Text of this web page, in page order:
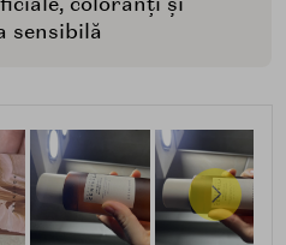
sensibilă